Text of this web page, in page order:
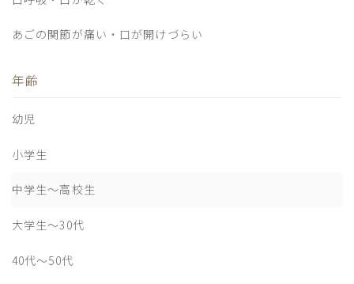
あごの関節が痛い・口が開けづらい
年齢
幼児
小学生
中学生〜高校生
大学生〜30代
40代〜50代